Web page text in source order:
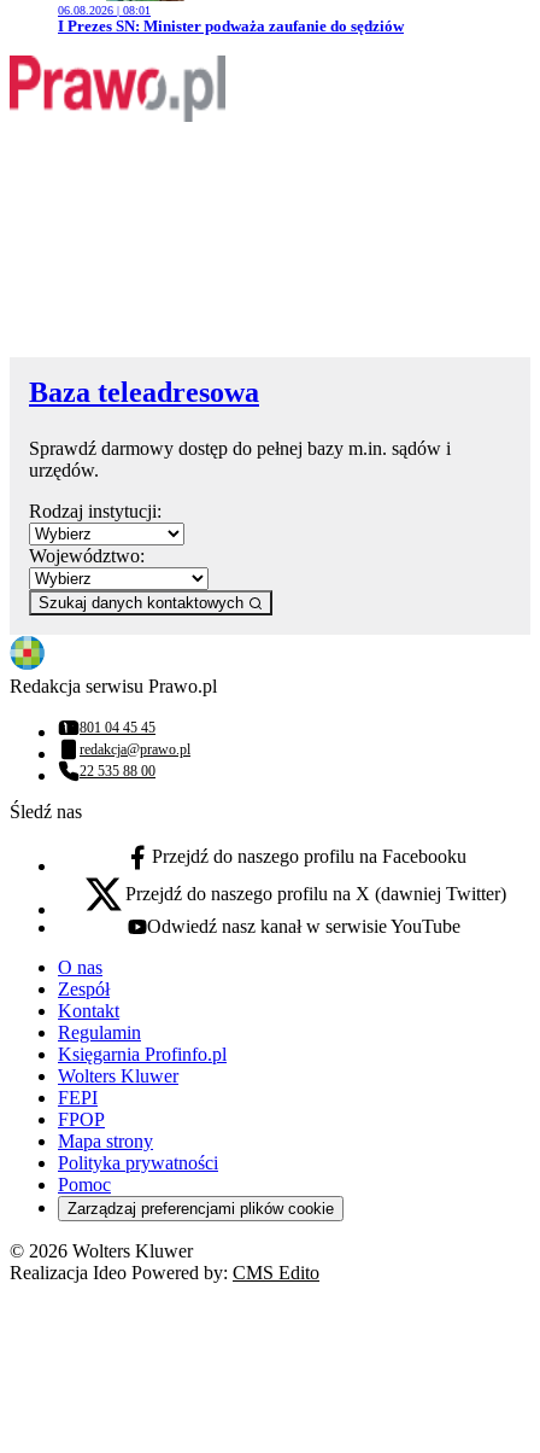
06.08.2026 | 08:01
Przejdź do artykułu:
I Prezes SN: Minister podważa zaufanie do sędziów
Baza teleadresowa
Sprawdź darmowy dostęp do pełnej bazy m.in. sądów i
urzędów.
Rodzaj instytucji:
Województwo:
Szukaj danych kontaktowych
Redakcja serwisu Prawo.pl
Numer telefonu:
801 04 45 45
Adres email:
redakcja@prawo.pl
Numer telefonu:
22 535 88 00
Śledź nas
facebook - otwiera się w nowej karcie
Przejdź do naszego profilu na Facebooku
x - otwiera się w nowej karcie
Przejdź do naszego profilu na X (dawniej Twitter)
youtube - otwiera się w nowej karcie
Odwiedź nasz kanał w serwisie YouTube
O nas
Zespół
Kontakt
Regulamin
Księgarnia Profinfo.pl
Wolters Kluwer
FEPI
FPOP
Mapa strony
Polityka prywatności
Pomoc
Zarządzaj preferencjami plików cookie
© 2026 Wolters Kluwer
Realizacja Ideo Powered by: CMS Edito